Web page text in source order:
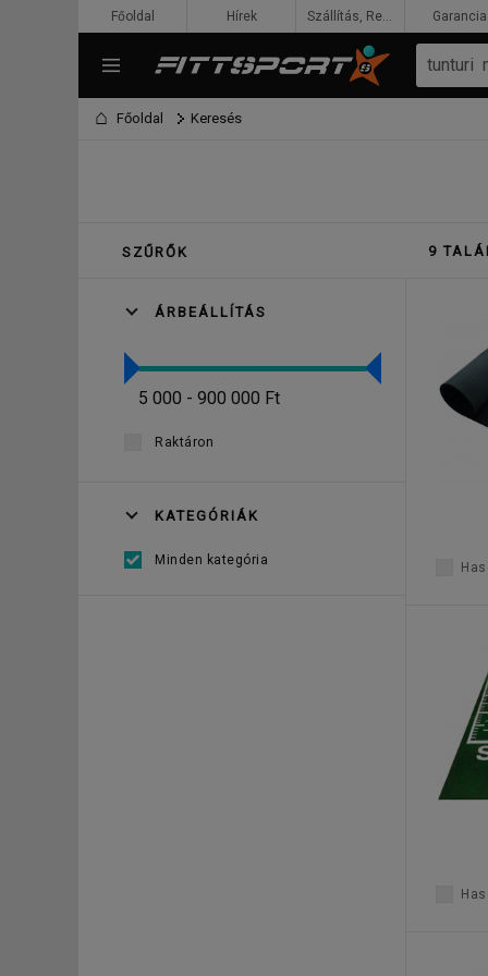
Főoldal Keresés
9
SZŰRŐK
ÁRBEÁLLÍTÁS
5 000 - 900 000 Ft
Raktáron
KATEGÓRIÁK
Minden kategória
Főoldal Hírek Szállítás, Rendelés, Fizetés Garancia